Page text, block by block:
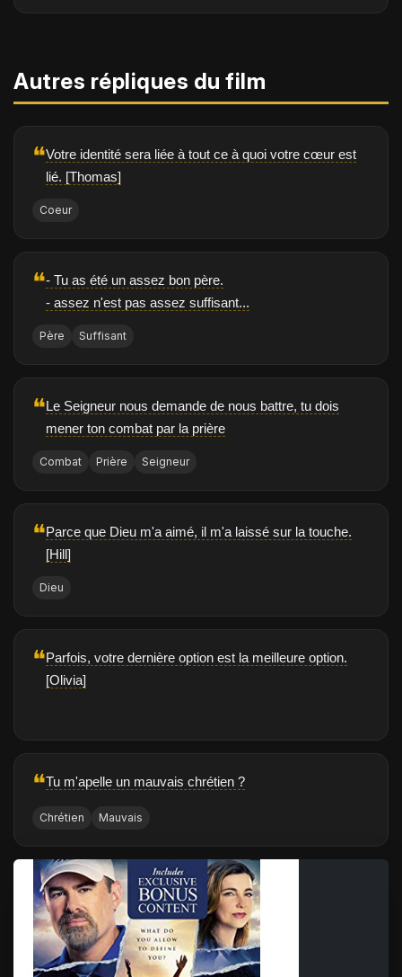
Autres répliques du film
❝Votre identité sera liée à tout ce à quoi votre cœur est
lié. [Thomas]
Coeur
❝- Tu as été un assez bon père.
- assez n'est pas assez suffisant...
Père Suffisant
❝Le Seigneur nous demande de nous battre, tu dois
mener ton combat par la prière
Combat Prière Seigneur
❝Parce que Dieu m'a aimé, il m'a laissé sur la touche.
[Hill]
Dieu
❝Parfois, votre dernière option est la meilleure option.
[Olivia]
❝Tu m'apelle un mauvais chrétien ?
Chrétien Mauvais